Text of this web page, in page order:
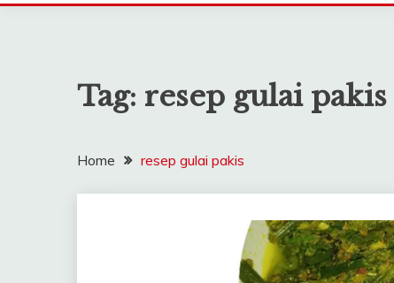
Tag: resep gulai pakis
Home resep gulai pakis